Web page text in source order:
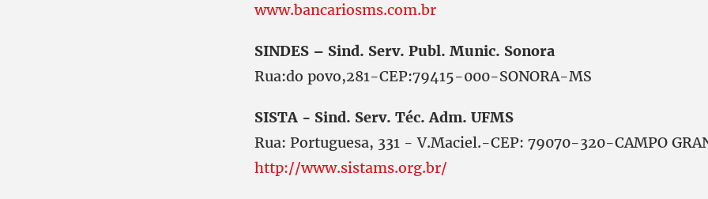
www.bancariosms.com.br
SINDES – Sind. Serv. Publ. Munic. Sonora
Rua:do povo,281-CEP:79415-000-SONORA-MS
SISTA - Sind. Serv. Téc. Adm. UFMS
Rua: Portuguesa, 331 - V.Maciel.-CEP: 79070-320-CAMPO
http://www.sistams.org.br/